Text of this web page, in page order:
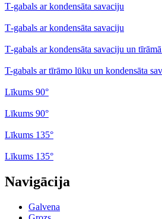
Т-gabals ar kondensāta savaciju
Т-gabals ar kondensāta savaciju
Т-gabals ar kondensāta savaciju un
T-gabals ar tīrāmo lūku un kondensāta
Līkums 90°
Līkums 90°
Līkums 135°
Līkums 135°
Navigācija
Galvena